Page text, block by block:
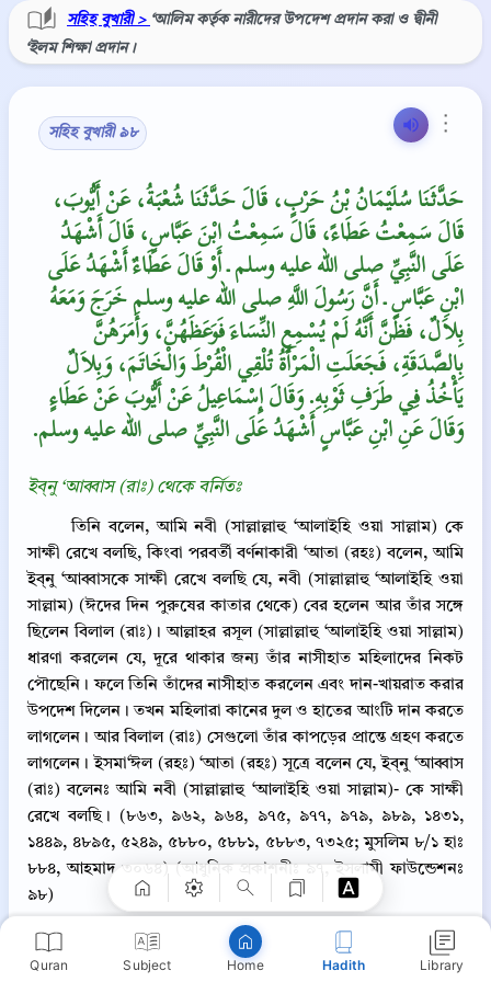
Quran Subject Home Hadith Library
সহিহ বুখারী > ‘আলিম কর্তৃক নারীদের উপদেশ প্রদান করা ও দ্বীনী
‘ইলম শিক্ষা প্রদান।
⋮
সহিহ বুখারী ৯৮
حَدَّثَنَا سُلَيْمَانُ بْنُ حَرْبٍ، قَالَ حَدَّثَنَا شُعْبَةُ، عَنْ أَيُّوبَ،
قَالَ سَمِعْتُ عَطَاءً، قَالَ سَمِعْتُ ابْنَ عَبَّاسٍ، قَالَ أَشْهَدُ
عَلَى النَّبِيِّ صلى الله عليه وسلم ـ أَوْ قَالَ عَطَاءٌ أَشْهَدُ عَلَى
ابْنِ عَبَّاسٍ ـ أَنَّ رَسُولَ اللَّهِ صلى الله عليه وسلم خَرَجَ وَمَعَهُ
بِلاَلٌ، فَظَنَّ أَنَّهُ لَمْ يُسْمِعِ النِّسَاءَ فَوَعَظَهُنَّ، وَأَمَرَهُنَّ
بِالصَّدَقَةِ، فَجَعَلَتِ الْمَرْأَةُ تُلْقِي الْقُرْطَ وَالْخَاتَمَ، وَبِلاَلٌ
يَأْخُذُ فِي طَرَفِ ثَوْبِهِ‏.‏ وَقَالَ إِسْمَاعِيلُ عَنْ أَيُّوبَ عَنْ عَطَاءٍ
وَقَالَ عَنِ ابْنِ عَبَّاسٍ أَشْهَدُ عَلَى النَّبِيِّ صلى الله عليه وسلم‏.‏
ইব্‌নু ‘আব্বাস (রাঃ) থেকে বর্নিতঃ
তিনি বলেন, আমি নবী (সাল্লাল্লাহু ‘আলাইহি ওয়া সাল্লাম) কে
সাক্ষী রেখে বলছি, কিংবা পরবর্তী বর্ণনাকারী ‘আতা (রহঃ) বলেন, আমি
ইব্‌নু ‘আব্বাসকে সাক্ষী রেখে বলছি যে, নবী (সাল্লাল্লাহু ‘আলাইহি ওয়া
সাল্লাম) (ঈদের দিন পুরুষের কাতার থেকে) বের হলেন আর তাঁর সঙ্গে
ছিলেন বিলাল (রাঃ)। আল্লাহর রসূল (সাল্লাল্লাহু ‘আলাইহি ওয়া সাল্লাম)
ধারণা করলেন যে, দূরে থাকার জন্য তাঁর নাসীহাত মহিলাদের নিকট
পৌছেনি। ফলে তিনি তাঁদের নাসীহাত করলেন এবং দান-খায়রাত করার
উপদেশ দিলেন। তখন মহিলারা কানের দুল ও হাতের আংটি দান করতে
লাগলেন। আর বিলাল (রাঃ) সেগুলো তাঁর কাপড়ের প্রান্তে গ্রহণ করতে
লাগলেন। ইসমা‘ঈল (রহঃ) ‘আতা (রহঃ) সূত্রে বলেন যে, ইব্‌নু ‘আব্বাস
(রাঃ) বলেনঃ আমি নবী (সাল্লাল্লাহু ‘আলাইহি ওয়া সাল্লাম)- কে সাক্ষী
রেখে বলছি। (৮৬৩, ৯৬২, ৯৬৪, ৯৭৫, ৯৭৭, ৯৭৯, ৯৮৯, ১৪৩১,
১৪৪৯, ৪৮৯৫, ৫২৪৯, ৫৮৮০, ৫৮৮১, ৫৮৮৩, ৭৩২৫; মুসলিম ৮/১ হাঃ
৮৮৪, আহমাদ ৩০৬৪) (আধুনিক প্রকাশনীঃ ৯৭, ইসলামী ফাউন্ডেশনঃ
৯৮)
সহিহ একিরকম হাদিস (1) প্রাসঙ্গিক কুরআন
Copy